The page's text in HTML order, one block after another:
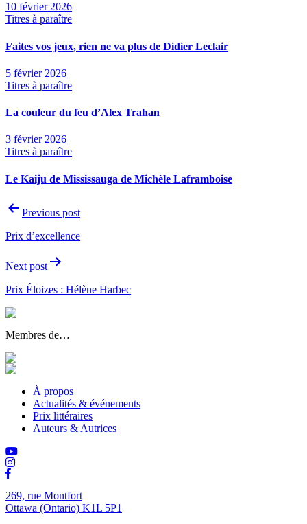
10 février 2026
Titres à paraître
Faites vos jeux, rien ne va plus de Didier Leclair
5 février 2026
Titres à paraître
La couleur du feu d’Alex Trahan
3 février 2026
Titres à paraître
Le Kaiju de Mississauga de Michèle Laframboise
Navigation
l'article
Previous post
Prix d’excellence
Next post
Prix Éloizes : Hélène Harbec
Membres de…
À propos
Actualités & événements
Prix littéraires
Auteurs & Autrices
269, rue Montfort
Ottawa (Ontario) K1L 5P1